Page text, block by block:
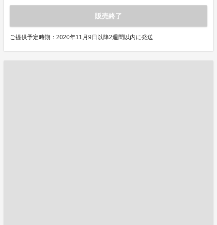
販売終了
ご提供予定時期：2020年11月9日以降2週間以内に発送